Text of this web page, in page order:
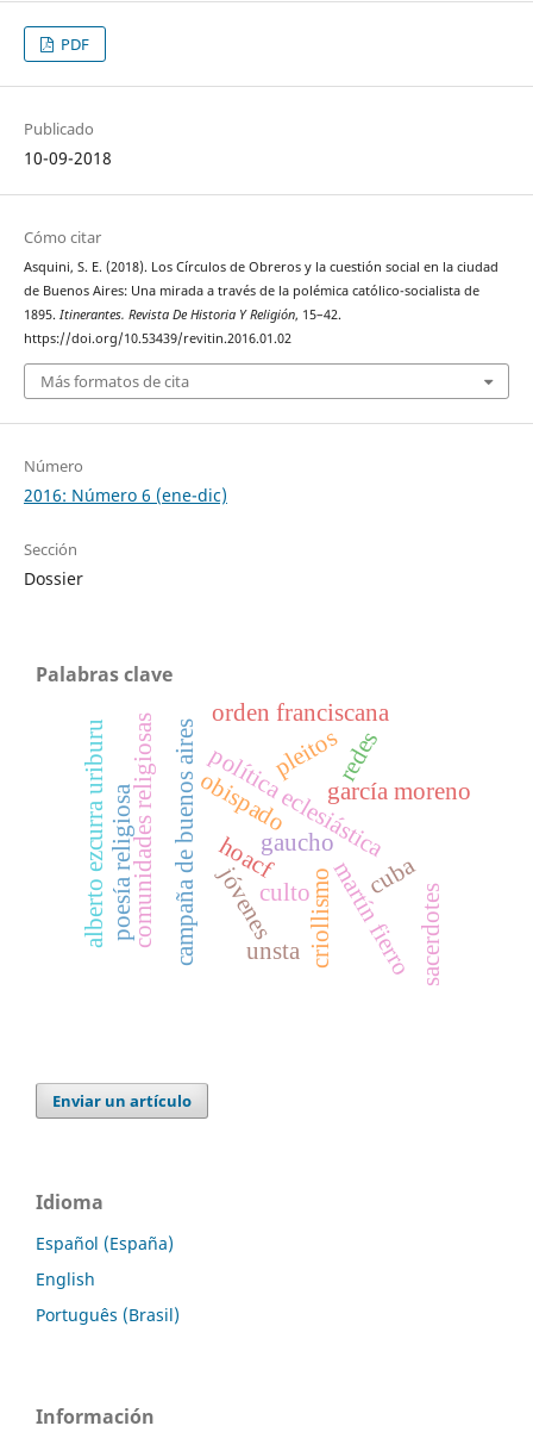
PDF
Publicado
10-09-2018
Cómo citar
Asquini, S. E. (2018). Los Círculos de Obreros y la cuestión social en la ciudad
de Buenos Aires: Una mirada a través de la polémica católico-socialista de
1895. Itinerantes. Revista De Historia Y Religión, 15–42.
https://doi.org/10.53439/revitin.2016.01.02
Más formatos de cita
Número
2016: Número 6 (ene-dic)
Sección
Dossier
Palabras clave
hoacf
campaña de buenos aires gaucho
criollismomartín fierro
política eclesiástica
pleitos
garcía moreno
comunidades religiosas orden franciscana
culto cuba
obispado
poesía religiosa jóvenes
alberto ezcurra uriburu
unsta
redes
sacerdotes
Enviar un artículo
Idioma
Español (España)
English
Português (Brasil)
Información